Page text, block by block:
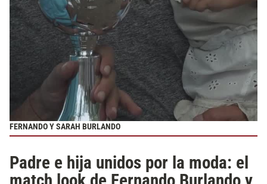
FERNANDO Y SARAH BURLANDO
Padre e hija unidos por la moda: el